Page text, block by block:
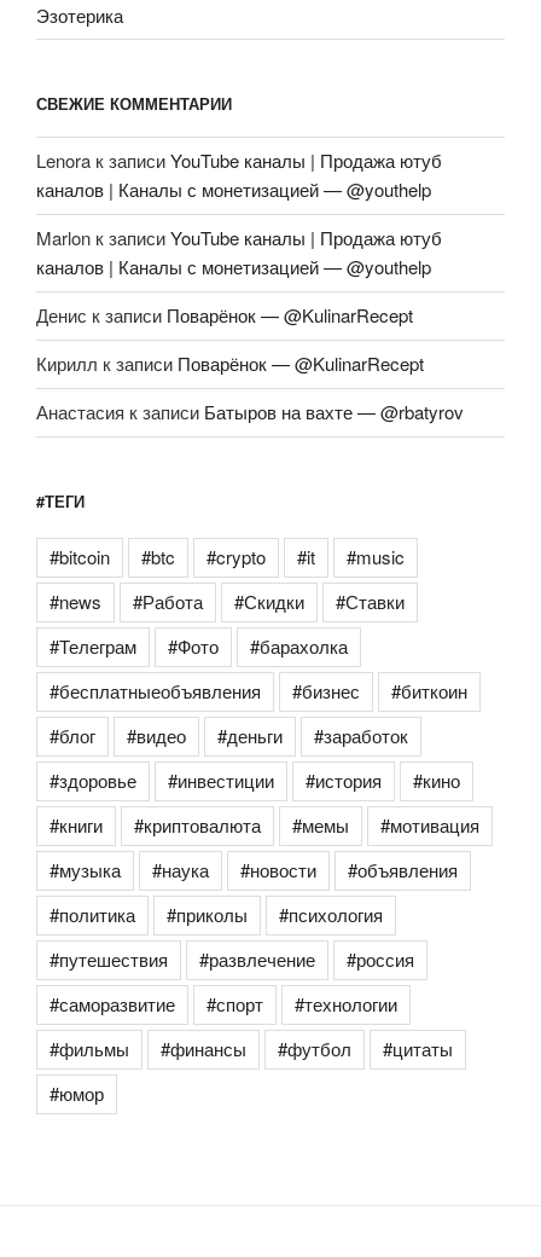
Эзотерика
СВЕЖИЕ КОММЕНТАРИИ
Lenora к записиYouTube каналы | Продажа ютуб
каналов | Каналы с монетизацией — @youthelp
Marlon к записиYouTube каналы | Продажа ютуб
каналов | Каналы с монетизацией — @youthelp
Денис к записи Поварёнок — @KulinarRecept
Кирилл к записи Поварёнок — @KulinarRecept
Анастасия к записи Батыров на вахте — @rbatyrov
#ТЕГИ
#bitcoin #btc #crypto #it
#music
#news
#Работа #Скидки
#Ставки
#Телеграм
#Фото
#барахолка
#бесплатныеобъявления
#бизнес
#биткоин
#блог
#видео #деньги
#заработок
#здоровье
#инвестиции #история
#кино
#книги
#криптовалюта #мемы
#мотивация
#музыка
#наука #новости
#объявления
#политика
#приколы
#психология
#путешествия
#развлечение
#россия
#саморазвитие
#спорт
#технологии
#фильмы
#финансы #футбол
#цитаты
#юмор